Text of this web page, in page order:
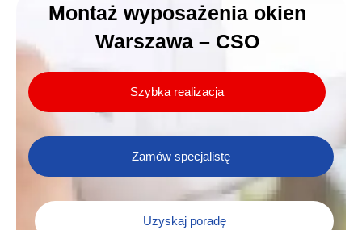
Montaż wyposażenia okien
Warszawa – CSO
Szybka realizacja
Zamów specjalistę
Uzyskaj poradę